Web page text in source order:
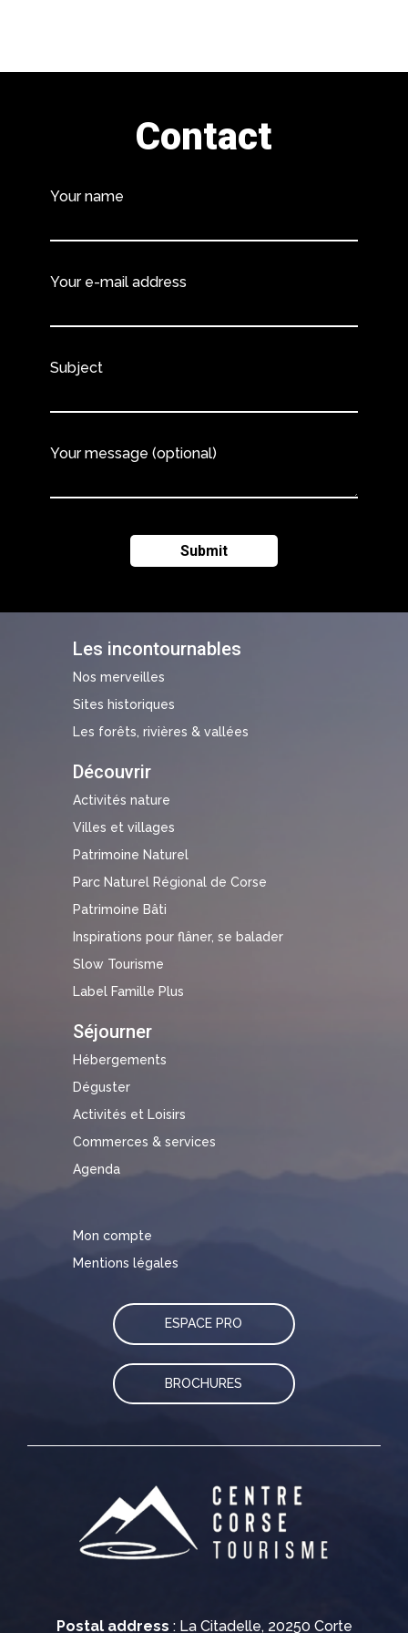
Postal address : La Citadelle, 20250 Corte
Les incontournables
Nos merveilles
Sites historiques
Les forêts, rivières & vallées
Découvrir
Activités nature
Villes et villages
Patrimoine Naturel
Parc Naturel Régional de Corse
Patrimoine Bâti
Inspirations pour flâner, se balader
Slow Tourisme
Label Famille Plus
Séjourner
Hébergements
Déguster
Activités et Loisirs
Commerces & services
Agenda
Mon compte
Mentions légales
ESPACE PRO
BROCHURES
Contact
Your name
Your e-mail address
Subject
Your message (optional)